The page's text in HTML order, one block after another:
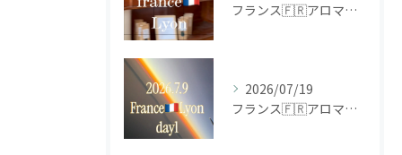
フランス🇫🇷アロマ研修ツアー𝗱𝗮𝘆𝟮
2026/07/19
フランス🇫🇷アロマ研修ツアー𝗱𝗮𝘆𝟭